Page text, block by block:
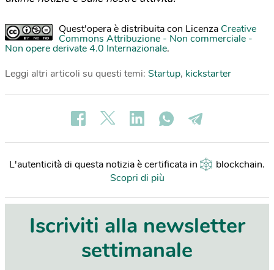
Quest'opera è distribuita con Licenza Creative
Commons Attribuzione - Non commerciale -
Non opere derivate 4.0 Internazionale.
Leggi altri articoli su questi temi: Startup, kickstarter
L'autenticità di questa notizia è certificata in blockchain.
Scopri di più
Iscriviti alla newsletter
settimanale